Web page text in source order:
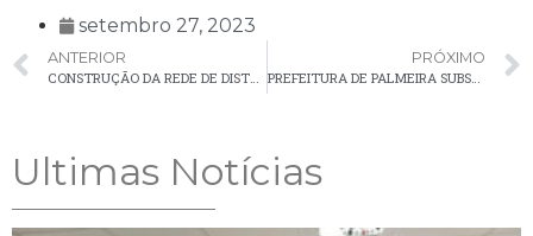
setembro 27, 2023
ANTERIOR
PRÓXIMO
PREFEITURA DE PALMEIRA SUBSTITUI LÂMPADAS COMUNS POR LED NA RUA DOM ALBERTO GONÇALVES
Ultimas Notícias